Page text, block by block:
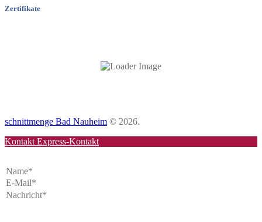
Zertifikate
schnittmenge Bad Nauheim © 2026.
KontaktExpress-Kontakt